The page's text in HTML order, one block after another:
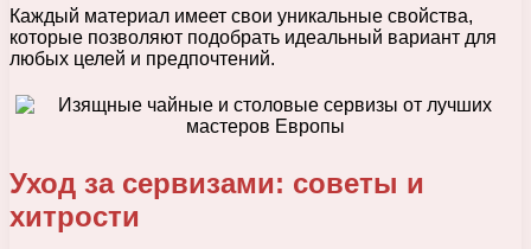
Каждый материал имеет свои уникальные свойства,
которые позволяют подобрать идеальный вариант для
любых целей и предпочтений.
Уход за сервизами: советы и
хитрости